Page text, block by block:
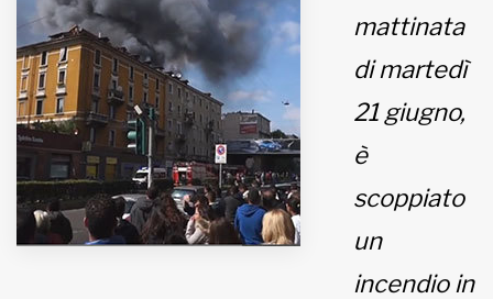
MUNICIPI
Inviateci le vostre segnalazioni
www.viveremilano.info
Fondato e diretto da Enzo De
Bernardis
mattinata
di martedì
21 giugno,
è
scoppiato
un
incendio in